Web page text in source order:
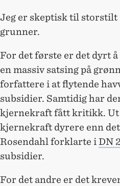
Jeg er skeptisk til storstilt
grunner.
For det første er det dyrt
en massiv satsing på
forfattere i at flytende
subsidier. Samtidig har
kjernekraft fått kritikk.
kjernekraft dyrere enn
Rosendahl forklarte i DN
subsidier.
For det andre er det